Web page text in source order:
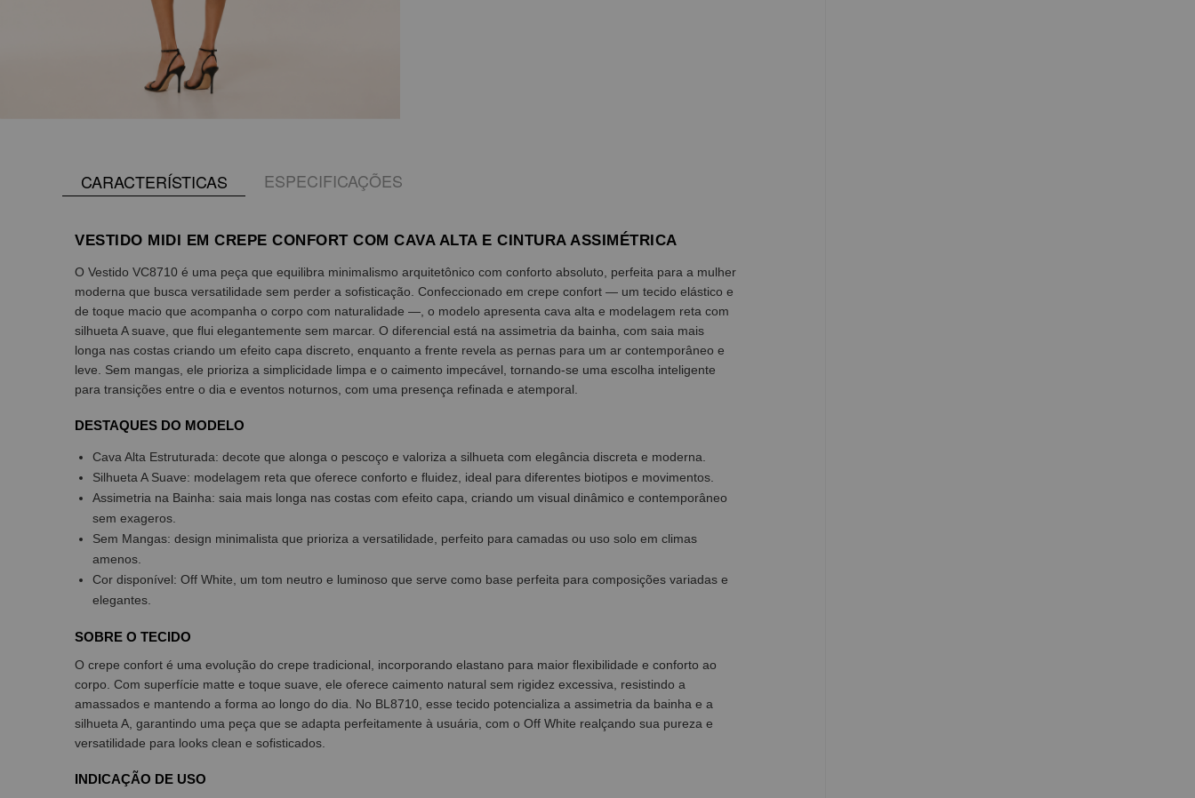
CARACTERÍSTICAS ESPECIFICAÇÕES
VESTIDO MIDI EM CREPE CONFORT COM CAVA ALTA E CINTURA ASSIMÉTRICA
O Vestido VC8710 é uma peça que equilibra minimalismo arquitetônico com conforto absoluto, perfeita para a mulher
moderna que busca versatilidade sem perder a sofisticação. Confeccionado em crepe confort — um tecido elástico e
de toque macio que acompanha o corpo com naturalidade —, o modelo apresenta cava alta e modelagem reta com
silhueta A suave, que flui elegantemente sem marcar. O diferencial está na assimetria da bainha, com saia mais
longa nas costas criando um efeito capa discreto, enquanto a frente revela as pernas para um ar contemporâneo e
leve. Sem mangas, ele prioriza a simplicidade limpa e o caimento impecável, tornando-se uma escolha inteligente
para transições entre o dia e eventos noturnos, com uma presença refinada e atemporal.
DESTAQUES DO MODELO
Cava Alta Estruturada: decote que alonga o pescoço e valoriza a silhueta com elegância discreta e moderna.
Silhueta A Suave: modelagem reta que oferece conforto e fluidez, ideal para diferentes biotipos e movimentos.
Assimetria na Bainha: saia mais longa nas costas com efeito capa, criando um visual dinâmico e contemporâneo
sem exageros.
Sem Mangas: design minimalista que prioriza a versatilidade, perfeito para camadas ou uso solo em climas
amenos.
Cor disponível: Off White, um tom neutro e luminoso que serve como base perfeita para composições variadas e
elegantes.
SOBRE O TECIDO
O crepe confort é uma evolução do crepe tradicional, incorporando elastano para maior flexibilidade e conforto ao
corpo. Com superfície matte e toque suave, ele oferece caimento natural sem rigidez excessiva, resistindo a
amassados e mantendo a forma ao longo do dia. No BL8710, esse tecido potencializa a assimetria da bainha e a
silhueta A, garantindo uma peça que se adapta perfeitamente à usuária, com o Off White realçando sua pureza e
versatilidade para looks clean e sofisticados.
INDICAÇÃO DE USO